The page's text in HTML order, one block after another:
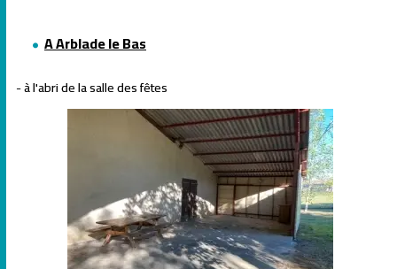
A Arblade le Bas
- à l'abri de la salle des fêtes